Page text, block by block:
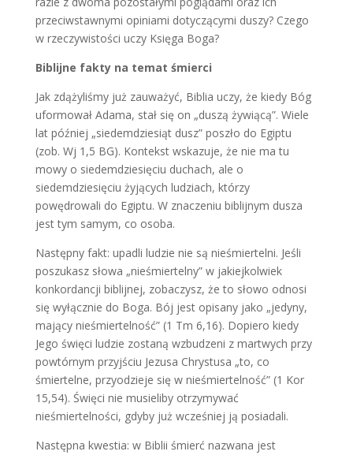
przeciwstawnymi opiniami dotyczącymi duszy? Czego
w rzeczywistości uczy Księga Boga?
Biblijne fakty na temat śmierci
Jak zdążyliśmy już zauważyć, Biblia uczy, że kiedy Bóg
uformował Adama, stał się on „duszą żywiącą”. Wiele
lat później „siedemdziesiąt dusz” poszło do Egiptu
(zob. Wj 1,5 BG). Kontekst wskazuje, że nie ma tu
mowy o siedemdziesięciu duchach, ale o
siedemdziesięciu żyjących ludziach, którzy
powędrowali do Egiptu. W znaczeniu biblijnym dusza
jest tym samym, co osoba.
Następny fakt: upadli ludzie nie są nieśmiertelni. Jeśli
poszukasz słowa „nieśmiertelny” w jakiejkolwiek
konkordancji biblijnej, zobaczysz, że to słowo odnosi
się wyłącznie do Boga. Bój jest opisany jako „jedyny,
mający nieśmiertelność” (1 Tm 6,16). Dopiero kiedy
Jego święci ludzie zostaną wzbudzeni z martwych przy
powtórnym przyjściu Jezusa Chrystusa „to, co
śmiertelne, przyodzieje się w nieśmiertelność” (1 Kor
15,54). Święci nie musieliby otrzymywać
nieśmiertelności, gdyby już wcześniej ją posiadali.
Następna kwestia: w Biblii śmierć nazwana jest